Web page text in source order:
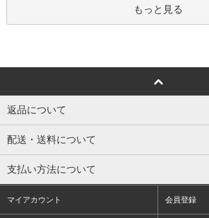
もっと見る
返品について
配送・送料について
支払い方法について
マイアカウント 会員登録